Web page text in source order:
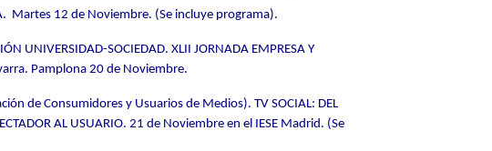
Martes 12 de Noviembre. (Se incluye programa).
UNIVERSIDAD-SOCIEDAD. XLII JORNADA EMPRESA Y
Pamplona 20 de Noviembre.
de Consumidores y Usuarios de Medios). TV SOCIAL: DEL
AL USUARIO. 21 de Noviembre en el IESE Madrid. (Se